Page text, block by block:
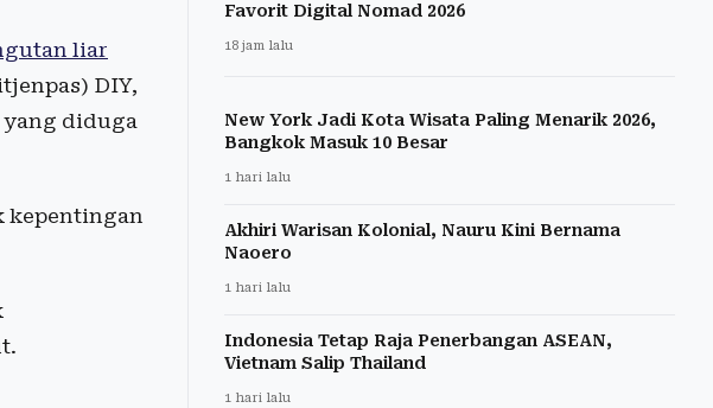
liar
DIY,
diduga
kepentingan
Favorit Digital Nomad 2026
18 jam lalu
New York Jadi Kota Wisata Paling Menarik 2026,
Bangkok Masuk 10 Besar
1 hari lalu
Akhiri Warisan Kolonial, Nauru Kini Bernama
Naoero
1 hari lalu
Indonesia Tetap Raja Penerbangan ASEAN,
Vietnam Salip Thailand
1 hari lalu